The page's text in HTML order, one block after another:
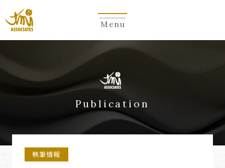
Menu
Publication
執筆情報